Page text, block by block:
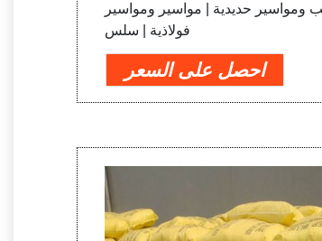
ومواسير حديدية | مواسير ومواسير
فولاذية | سلس
احصل على السعر